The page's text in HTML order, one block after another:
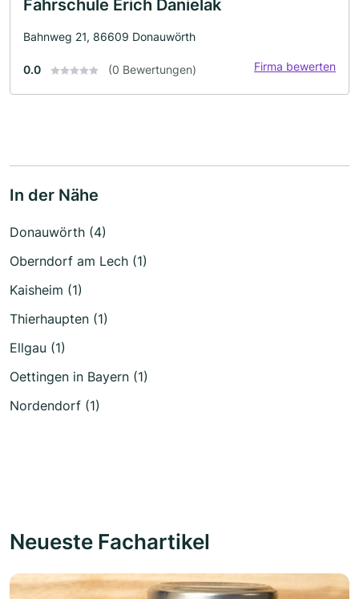
Fahrschule Erich Danielak
Bahnweg 21, 86609 Donauwörth
0.0 (0 Bewertungen) Firma bewerten
In der Nähe
Donauwörth (4)
Oberndorf am Lech (1)
Kaisheim (1)
Thierhaupten (1)
Ellgau (1)
Oettingen in Bayern (1)
Nordendorf (1)
Neueste Fachartikel